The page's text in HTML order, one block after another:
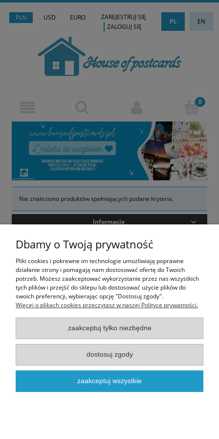
PLN USD EURO PL EN
ZAREJESTRUJ SIĘ
ZALOGUJ SIĘ
Nie znaleziono produktów spełniających podane kryteria.
Informacje
Moje konto
O nas
Realizacja - onisoft.pl|Sklep internetowy shoper
pokaż pełną wersję strony
Dbamy o Twoją prywatność
Pliki cookies i pokrewne im technologie umożliwiają poprawne
działanie strony i pomagają nam dostosować ofertę do Twoich
potrzeb. Możesz zaakceptować wykorzystanie przez nas wszystkich
tych plików i przejść do sklepu lub dostosować użycie plików do
swoich preferencji, wybierając opcję "Dostosuj zgody".
Więcej o plikach cookies przeczytasz w naszej Polityce prywatności.
zaakceptuj tylko niezbędne
dostosuj zgody
zaakceptuj wszystkie